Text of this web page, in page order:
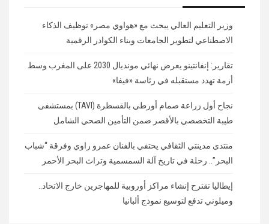
وزير التعليم العالي يبحث مع «هواوي مصر» توظيف الذكاء
الاصطناعي لتطوير الجامعات وبناء الكوادر الرقمية
تقارير: إنفانتينو يعرض نهائي مونديال 2030 على المغرب وسط
أزمة تهدد مستقبله في رئاسة «فيفا»
نجاح أول زراعة صمام أورطي بالقسطرة (TAVI) بمستشفى
طيبة التخصصي بالأقصر ضمن التأمين الصحي الشامل
منتدى مدينتي الثقافي يحتفي بالفنان عمرو راوي وفرقة “شباب
البحر”.. رحلة في تاريخ آلة السمسمية وتراث البحر الأحمر
إيطاليا تقترح إنشاء مراكز أوروبية للمهاجرين خارج الاتحاد..
وميلوني تدفع لتوسيع نموذج ألبانيا